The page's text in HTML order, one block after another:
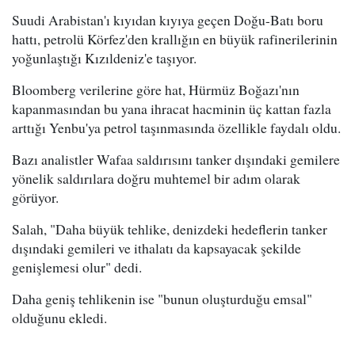
Suudi Arabistan'ı kıyıdan kıyıya geçen Doğu-Batı boru
hattı, petrolü Körfez'den krallığın en büyük rafinerilerinin
yoğunlaştığı Kızıldeniz'e taşıyor.
Bloomberg verilerine göre hat, Hürmüz Boğazı'nın
kapanmasından bu yana ihracat hacminin üç kattan fazla
arttığı Yenbu'ya petrol taşınmasında özellikle faydalı oldu.
Bazı analistler Wafaa saldırısını tanker dışındaki gemilere
yönelik saldırılara doğru muhtemel bir adım olarak
görüyor.
Salah, "Daha büyük tehlike, denizdeki hedeflerin tanker
dışındaki gemileri ve ithalatı da kapsayacak şekilde
genişlemesi olur" dedi.
Daha geniş tehlikenin ise "bunun oluşturduğu emsal"
olduğunu ekledi.